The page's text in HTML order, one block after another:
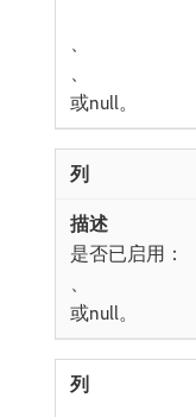
、
、
​或null。
是否已启用：
、
​或null。